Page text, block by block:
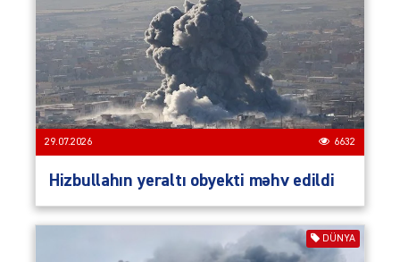
29.07.2026 6632
Hizbullahın yeraltı obyekti məhv edildi
DÜNYA